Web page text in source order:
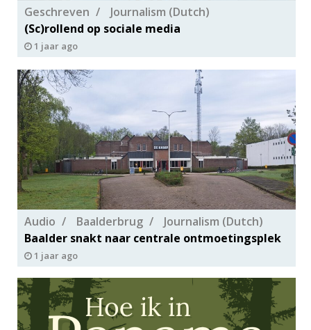
Geschreven
Journalism (Dutch)
(Sc)rollend op sociale media
1 jaar ago
Audio Baalderbrug
Journalism (Dutch)
Baalder snakt naar centrale ontmoetingsplek
1 jaar ago